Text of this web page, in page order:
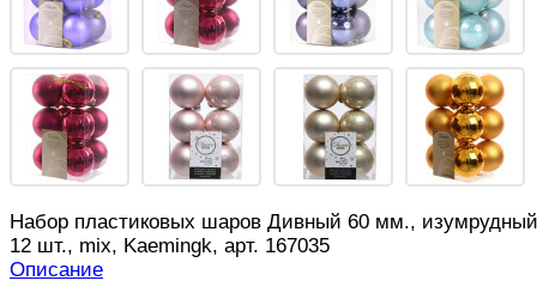
Набор пластиковых шаров Дивный 60 мм.,
12 шт., mix, Kaemingk, арт. 167035
Описание